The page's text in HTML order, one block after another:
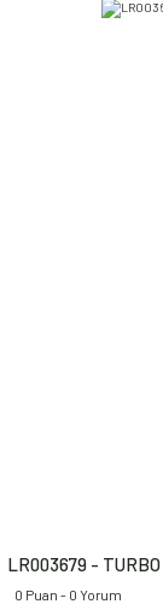
LR003679 -
0 Puan - 0 Yorum